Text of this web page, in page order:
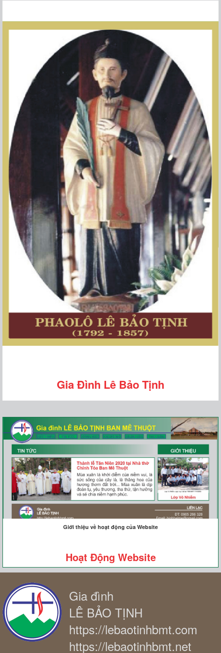
Gia Đình Lê Bảo Tịnh
Giới thiệu về hoạt động của Website
Hoạt Động Website
Gia đình
LÊ BẢO TỊNH
https://lebaotinhbmt.com
https://lebaotinhbmt.net